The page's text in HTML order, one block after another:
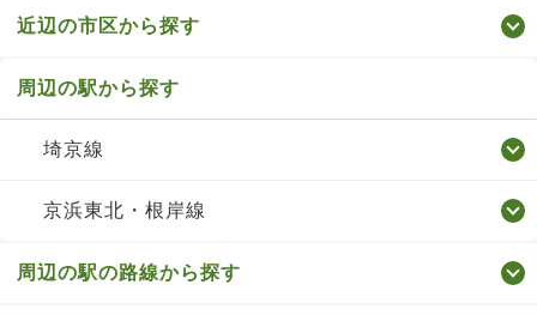
近辺の市区から探す
周辺の駅から探す
埼京線
京浜東北・根岸線
周辺の駅の路線から探す